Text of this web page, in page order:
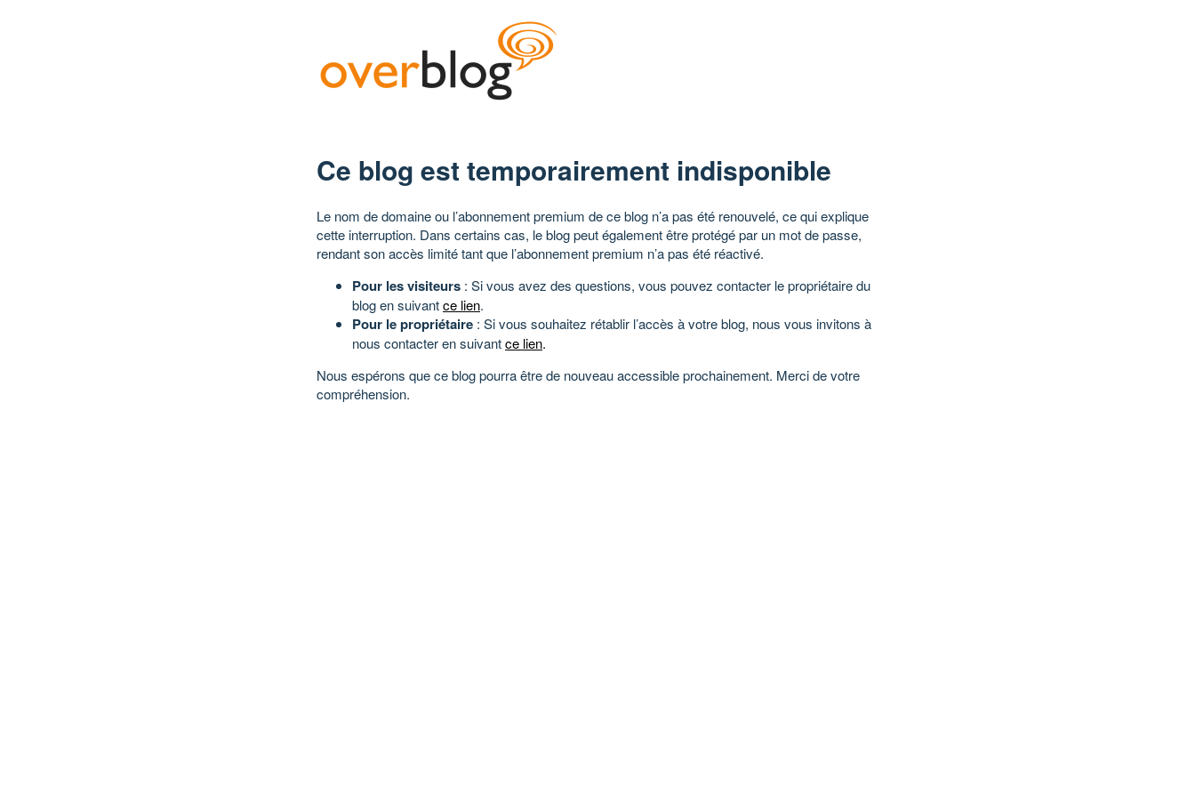
Ce blog est temporairement indisponible
Le nom de domaine ou l’abonnement premium de ce blog n’a pas été renouvelé, ce qui explique
cette interruption. Dans certains cas, le blog peut également être protégé par un mot de passe,
rendant son accès limité tant que l’abonnement premium n’a pas été réactivé.
Pour les visiteurs : Si vous avez des questions, vous pouvez contacter le propriétaire du
blog en suivantce lien.
Pour le propriétaire : Si vous souhaitez rétablir l’accès à votre blog, nous vous invitons à
nous contacter en suivantce lien.
Nous espérons que ce blog pourra être de nouveau accessible prochainement. Merci de votre
compréhension.